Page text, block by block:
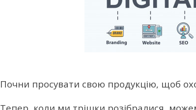
Почни просувати свою продукцію, щоб